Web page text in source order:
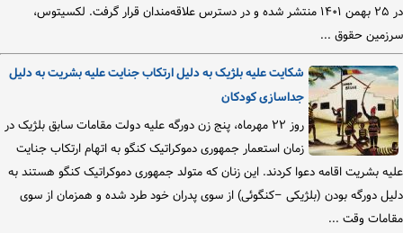
در ۲۵ بهمن ۱۴۰۱ منتشر شده و در دسترس علاقه‌مندان قرار گرفت. لکسیتوس،
سرزمین حقوق ...
شکایت علیه بلژیک به دلیل ارتکاب جنایت علیه بشریت به دلیل
جداسازی کودکان
روز ۲۲ مهرماه، پنج زن دورگه علیه دولت مقامات سابق بلژیک در
زمان استعمار جمهوری دموکراتیک کنگو به اتهام ارتکاب جنایت
علیه بشریت اقامه دعوا کردند. این زنان که متولد جمهوری دموکراتیک کنگو هستند به
دلیل دورگه بودن (بلژیکی –کنگوئی) از سوی پدران خود طرد شده و همزمان از سوی
مقامات وقت ...